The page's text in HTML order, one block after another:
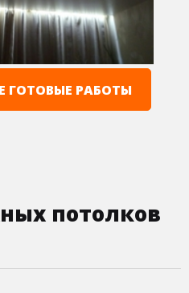
ГОТОВЫЕ РАБОТЫ
потолков